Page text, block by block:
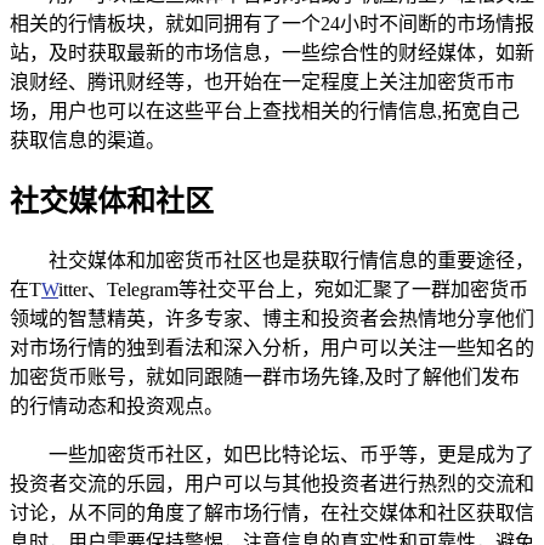
相关的行情板块，就如同拥有了一个24小时不间断的市场情报
站，及时获取最新的市场信息，一些综合性的财经媒体，如新
浪财经、腾讯财经等，也开始在一定程度上关注加密货币市
场，用户也可以在这些平台上查找相关的行情信息,拓宽自己
获取信息的渠道。
社交媒体和社区
社交媒体和加密货币社区也是获取行情信息的重要途径，
在TWitter、Telegram等社交平台上，宛如汇聚了一群加密货币
领域的智慧精英，许多专家、博主和投资者会热情地分享他们
对市场行情的独到看法和深入分析，用户可以关注一些知名的
加密货币账号，就如同跟随一群市场先锋,及时了解他们发布
的行情动态和投资观点。
一些加密货币社区，如巴比特论坛、币乎等，更是成为了
投资者交流的乐园，用户可以与其他投资者进行热烈的交流和
讨论，从不同的角度了解市场行情，在社交媒体和社区获取信